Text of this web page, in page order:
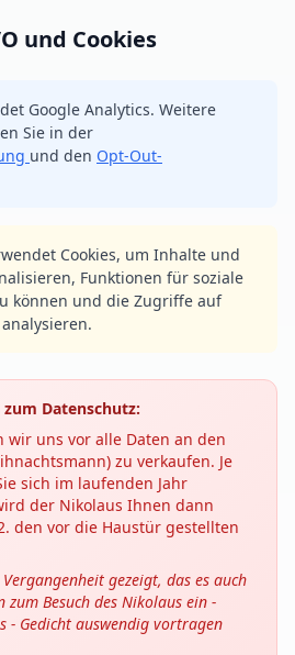
und Cookies
Google Analytics. Weitere
Sie in der
und den Opt-Out-
Cookies, um Inhalte und
Funktionen für soziale
können und die Zugriffe auf
Datenschutz:
wir uns vor alle Daten an den
zu verkaufen. Je
sich im laufenden Jahr
der Nikolaus Ihnen dann
den vor die Haustür gestellten
gezeigt, das es auch
Besuch des Nikolaus ein -
- Gedicht auswendig vortragen